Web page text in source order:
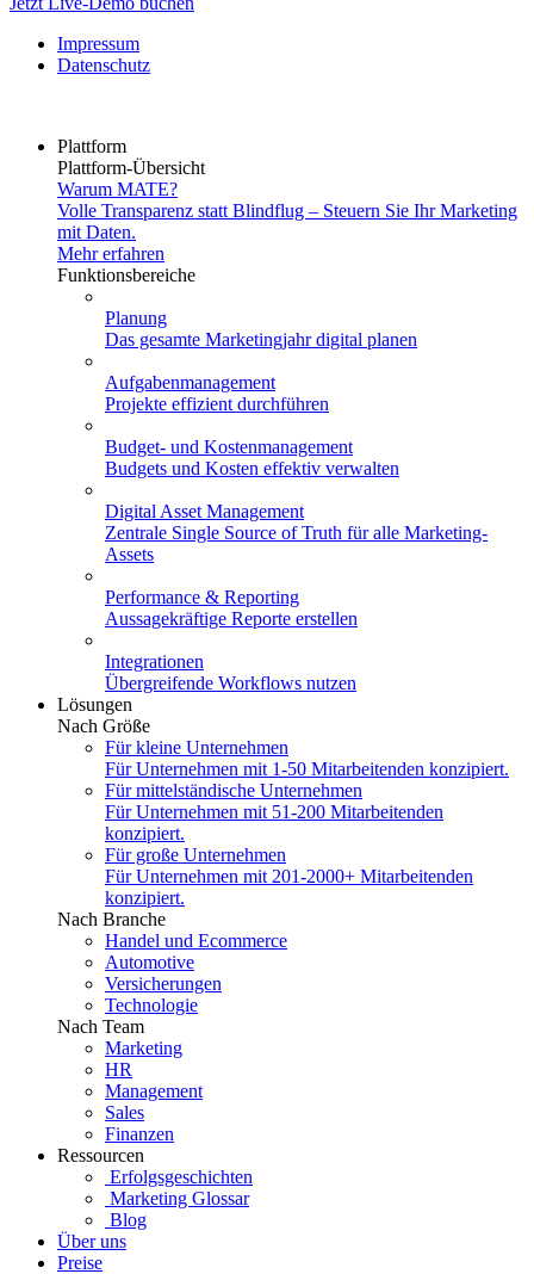
Impressum
Datenschutz
Plattform
Plattform-Übersicht
Warum MATE?
Volle Transparenz statt Blindflug – Steuern Sie Ihr Marketing
mit Daten.
Mehr erfahren
Funktionsbereiche
Planung
Das gesamte Marketingjahr digital planen
Aufgabenmanagement
Projekte effizient durchführen
Budget- und Kostenmanagement
Budgets und Kosten effektiv verwalten
Digital Asset Management
Zentrale Single Source of Truth für alle Marketing-
Assets
Performance & Reporting
Aussagekräftige Reporte erstellen
Integrationen
Übergreifende Workflows nutzen
Lösungen
Nach Größe
Für kleine Unternehmen
Für Unternehmen mit 1-50 Mitarbeitenden konzipiert.
Für mittelständische Unternehmen
Für Unternehmen mit 51-200 Mitarbeitenden
konzipiert.
Für große Unternehmen
Für Unternehmen mit 201-2000+ Mitarbeitenden
konzipiert.
Nach Branche
Handel und Ecommerce
Automotive
Versicherungen
Technologie
Nach Team
Marketing
HR
Management
Sales
Finanzen
Ressourcen
Erfolgsgeschichten
Marketing Glossar
Blog
Über uns
Preise